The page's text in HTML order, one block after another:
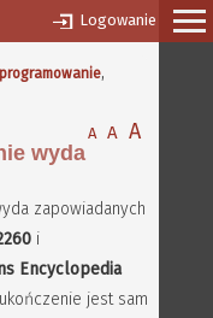
Logowanie
,
A A A
wyda
zapowiadanych
i
Encyclopedia
jest sam